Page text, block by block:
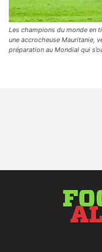
Les champions du monde en
une accrocheuse Mauritanie,
préparation au Mondial qui